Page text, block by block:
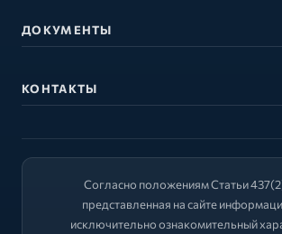
ДОКУМЕНТЫ
КОНТАКТЫ
Согласно положениям Статьи
представленная на сайте
исключительно ознакомительный